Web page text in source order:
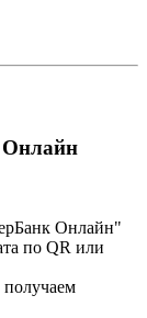
Онлайн
Онлайн"
по QR или